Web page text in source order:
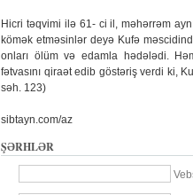
Hicri təqvimi ilə 61- ci il, məhərrəm
kömək etməsinlər deyə Kufə
onları ölüm və edamla hədələdi.
fətvasını qiraət edib göstəriş verdi ki,
səh. 123)
sibtayn.com/az
ŞƏRHLƏR